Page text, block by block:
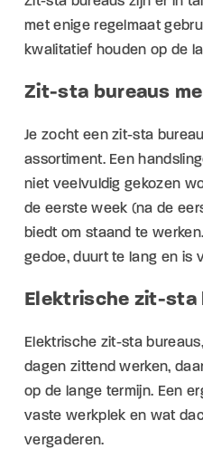
met enige regelmaat
kwalitatief houden op de
Zit-sta bureaus
Je zocht een zit-sta
assortiment. Een
niet veelvuldig gekozen
de eerste week (na de
biedt om staand te
gedoe, duurt te lang en is
Elektrische zit-sta
Elektrische zit-sta
dagen zittend werken,
op de lange termijn. Een
vaste werkplek en wat
vergaderen.